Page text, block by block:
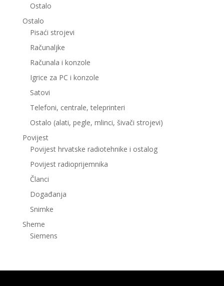
Ostalo
Ostalo
Pisaći strojevi
Računaljke
Računala i konzole
Igrice za PC i konzole
Satovi
Telefoni, centrale, teleprinteri
Ostalo (alati, pegle, mlinci, šivači strojevi)
Povijest
Povijest hrvatske radiotehnike i ostalog
Povijest radioprijemnika
Članci
Događanja
Snimke
Sheme
Siemens